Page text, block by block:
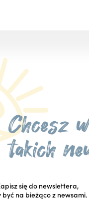
się do newslettera,
być na bieżąco z newsami.